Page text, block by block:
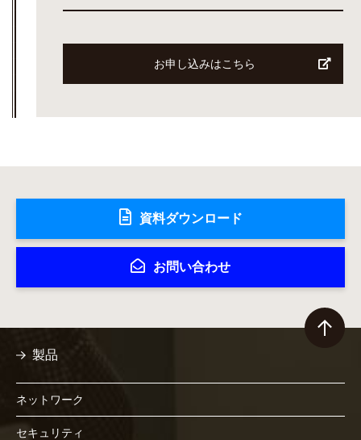
お申し込みはこちら
資料ダウンロード
お問い合わせ
製品
ネットワーク
セキュリティ